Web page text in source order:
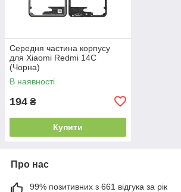
Середня частина корпусу
для Xiaomi Redmi 14C
(Чорна)
В наявності
194 ₴
Купити
Про нас
99% позитивних з 661 відгука за рік